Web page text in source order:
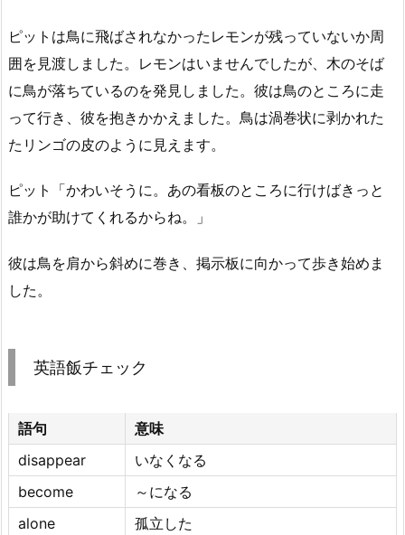
ピットは鳥に飛ばされなかったレモンが残っていないか周
囲を見渡しました。レモンはいませんでしたが、木のそば
に鳥が落ちているのを発見しました。彼は鳥のところに走
って行き、彼を抱きかかえました。鳥は渦巻状に剥かれた
たリンゴの皮のように見えます。
ピット「かわいそうに。あの看板のところに行けばきっと
誰かが助けてくれるからね。」
彼は鳥を肩から斜めに巻き、掲示板に向かって歩き始めま
した。
英語飯チェック
語句
意味
disappear
いなくなる
become
～になる
alone
孤立した